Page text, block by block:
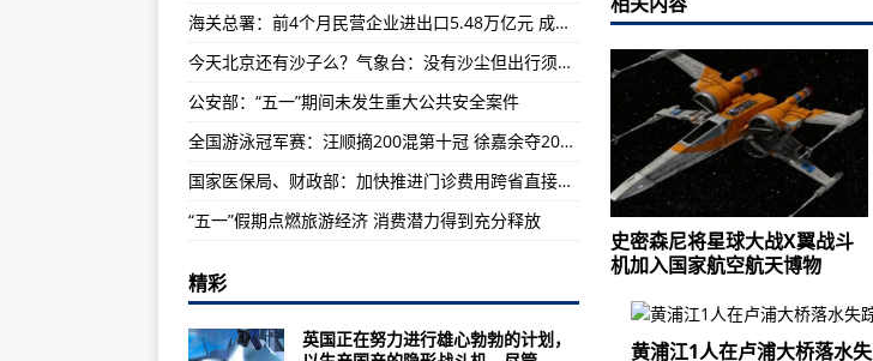
​海关总署：前4个月外贸进出口总值11.62万亿元
多款国产航空应急救援新利器首次亮相长三角国际应急博览会
德国慕尼黑机场将从6月开始供应可持续燃料
欧盟再次更新允许旅客入境国家及地区名单，含以色列、中国等
“十四五”看各省市如何规划通航产业
巴西里约警方对贩毒组织发动清剿行动25人死于交火
美国巴尔的摩2名亚裔女性遭袭 事件嫌疑人面临指控
史密森尼将星球大战X翼战斗
机加入国家航空航天博物
黄浦江1人在卢浦大桥落水失
海关总署：前4个月民营企业进出口5.48万亿元 成外贸亮点
今天北京还有沙子么？气象台：没有沙尘但出行须注意防风
公安部：“五一”期间未发生重大公共安全案件
全国游泳冠军赛：汪顺摘200混第十冠 徐嘉余夺200米仰泳冠军
国家医保局、财政部：加快推进门诊费用跨省直接结算
“五一”假期点燃旅游经济 消费潜力得到充分释放
精彩
英国正在努力进行雄心勃勃的计划，